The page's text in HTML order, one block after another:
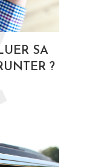
SA
?